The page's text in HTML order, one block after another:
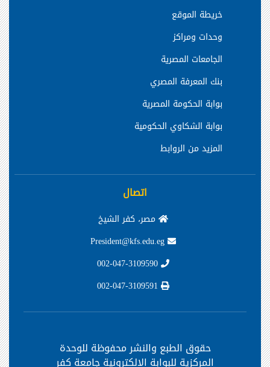
خريطة الموقع
وحدات ومراكز
الجامعات المصرية
بنك المعرفة المصري
بوابة الحكومة المصرية
بوابة الشكاوي الحكومية
المزيد من الروابط
اتصال
مصر، كفر الشيخ
حقوق الطبع والنشر محفوظة للوحدة
المركزية للبوابة الإلكترونية جامعة كفر